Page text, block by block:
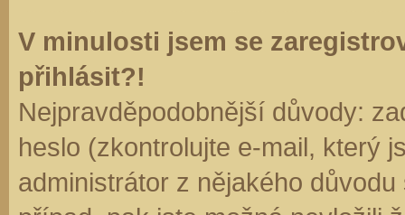
V minulosti jsem se
přihlásit?!
Nejpravděpodobnější důvody:
heslo (zkontrolujte e-mail, který
administrátor z nějakého